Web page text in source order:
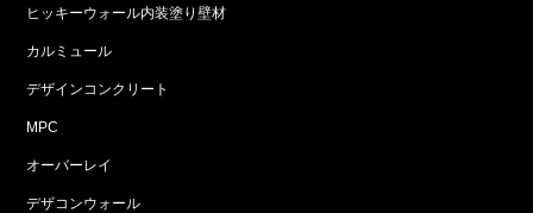
ヒッキーウォール内装塗り壁材
カルミュール
デザインコンクリート
MPC
オーバーレイ
デザコンウォール